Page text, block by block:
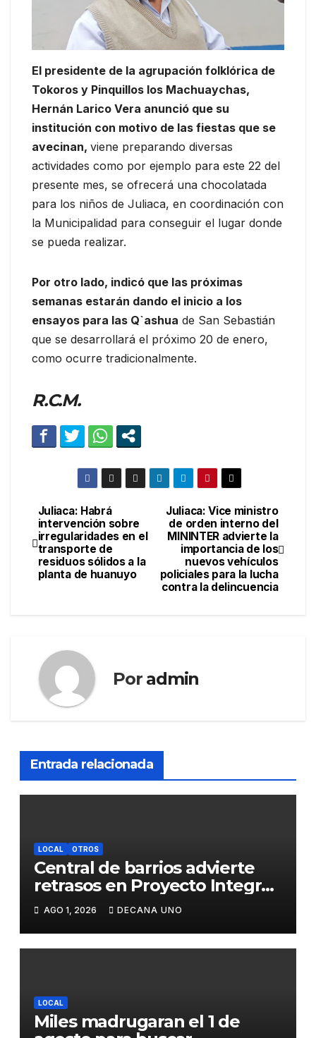
El presidente de la agrupación folklórica de
Tokoros y Pinquillos los Machuaychas,
Hernán Larico Vera anunció que su
institución con motivo de las fiestas que se
avecinan, viene preparando diversas
actividades como por ejemplo para este 22 del
presente mes, se ofrecerá una chocolatada
para los niños de Juliaca, en coordinación con
la Municipalidad para conseguir el lugar donde
se pueda realizar.
Por otro lado, indicó que las próximas
semanas estarán dando el inicio a los
ensayos para las Q`ashua de San Sebastián
que se desarrollará el próximo 20 de enero,
como ocurre tradicionalmente.
R.C.M.
Navegación
de
entradas
Juliaca: Vice ministro
de orden interno del
MININTER advierte la
importancia de los
nuevos vehículos
policiales para la lucha
contra la delincuencia
Juliaca: Habrá
intervención sobre
irregularidades en el
transporte de
residuos sólidos a la
planta de huanuyo
Por admin
Entrada relacionada
LOCAL OTROS
Central de barrios advierte
retrasos en Proyecto Integral
de Agua y Alcantarillado para
Juliaca
AGO 1, 2026 DECANA UNO
LOCAL
Miles madrugaran el 1 de